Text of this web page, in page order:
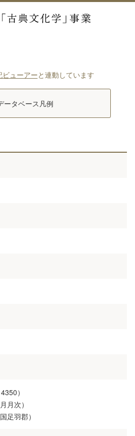
ビューアーと連動しています
ータベース凡例
）
月次）
足羽郡）